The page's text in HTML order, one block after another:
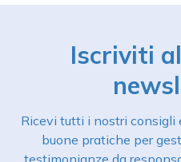
Iscriviti
Ricevi tutti i nostri consigli
buone pratiche per